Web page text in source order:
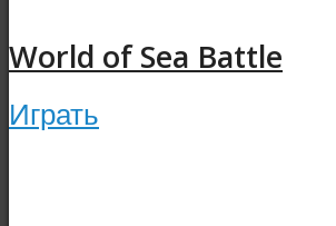
World of Sea Battle
Играть